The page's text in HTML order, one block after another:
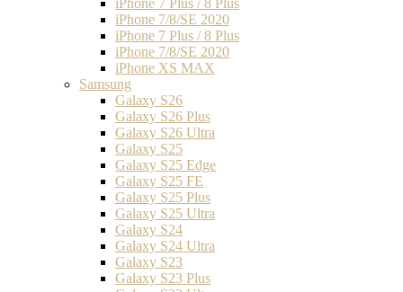
iPhone 7 Plus / 8 Plus
iPhone 7/8/SE 2020
iPhone 7 Plus / 8 Plus
iPhone 7/8/SE 2020
iPhone XS MAX
Samsung
Galaxy S26
Galaxy S26 Plus
Galaxy S26 Ultra
Galaxy S25
Galaxy S25 Edge
Galaxy S25 FE
Galaxy S25 Plus
Galaxy S25 Ultra
Galaxy S24
Galaxy S24 Ultra
Galaxy S23
Galaxy S23 Plus